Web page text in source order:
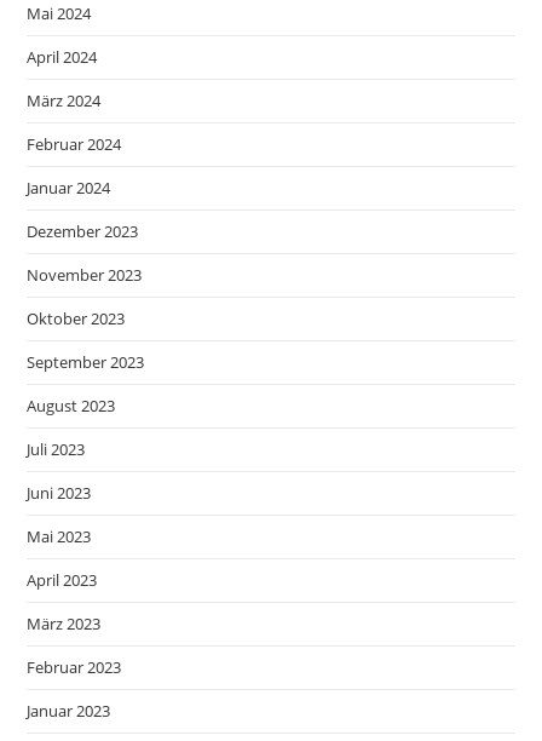
Mai 2024
April 2024
März 2024
Februar 2024
Januar 2024
Dezember 2023
November 2023
Oktober 2023
September 2023
August 2023
Juli 2023
Juni 2023
Mai 2023
April 2023
März 2023
Februar 2023
Januar 2023